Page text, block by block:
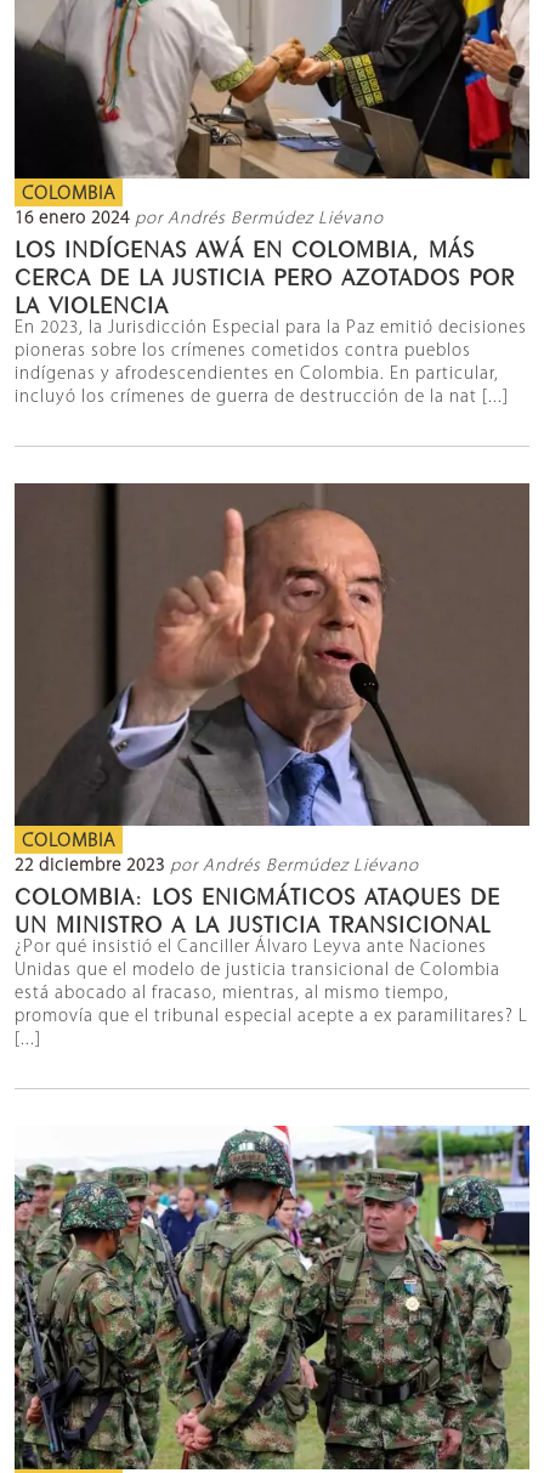
COLOMBIA
16 enero 2024 por Andrés Bermúdez Liévano
LOS INDÍGENAS AWÁ EN COLOMBIA, MÁS
CERCA DE LA JUSTICIA PERO AZOTADOS POR
LA VIOLENCIA
En 2023, la Jurisdicción Especial para la Paz emitió decisiones
pioneras sobre los crímenes cometidos contra pueblos
indígenas y afrodescendientes en Colombia. En particular,
incluyó los crímenes de guerra de destrucción de la nat [...]
COLOMBIA
22 diciembre 2023 por Andrés Bermúdez Liévano
COLOMBIA: LOS ENIGMÁTICOS ATAQUES DE
UN MINISTRO A LA JUSTICIA TRANSICIONAL
¿Por qué insistió el Canciller Álvaro Leyva ante Naciones
Unidas que el modelo de justicia transicional de Colombia
está abocado al fracaso, mientras, al mismo tiempo,
promovía que el tribunal especial acepte a ex paramilitares? L
[...]